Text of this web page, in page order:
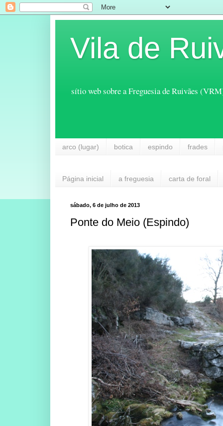
Vila de
sítio web sobre a Freguesia de Ruivães
arco (lugar) botica espindo frades
Página inicial a freguesia carta de foral
sábado, 6 de julho de 2013
Ponte do Meio (Espindo)